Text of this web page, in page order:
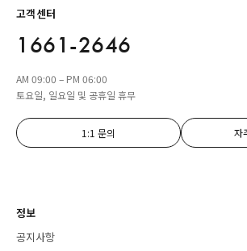
고객센터
1661-2646
AM 09:00 – PM 06:00
토요일, 일요일 및 공휴일 휴무
1:1 문의 자
정보
공지사항